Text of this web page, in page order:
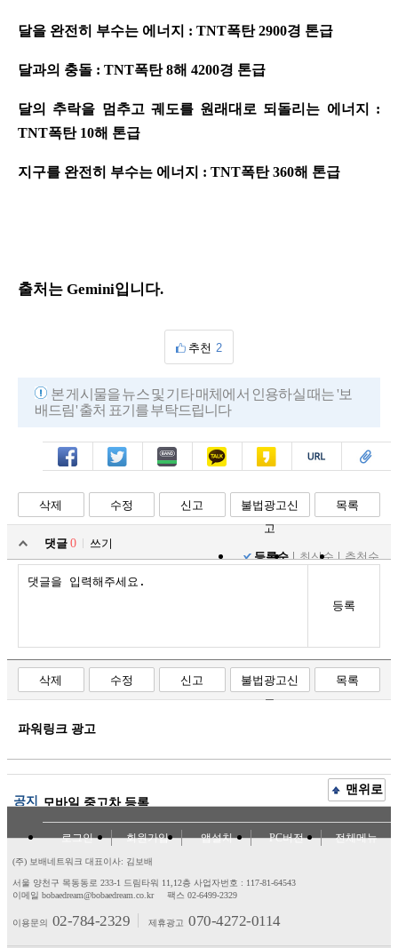
달을 완전히 부수는 에너지 : TNT폭탄 2900경 톤급
달과의 충돌 : TNT폭탄 8해 4200경 톤급
달의 추락을 멈추고 궤도를 원래대로 되돌리는 에너지 :
TNT폭탄 10해 톤급
지구를 완전히 부수는 에너지 : TNT폭탄 360해 톤급
출처는 Gemini입니다.
추천 2
본 게시물을 뉴스 및 기타 매체에서 인용하실 때는 '보
배드림' 출처 표기를 부탁드립니다
페북 트윗 밴드 카톡 카스 복사 스크랩
삭제 수정 신고
불법광고신
고
목록
댓글 0
쓰기
등록순
최신순 추천순
등록
삭제 수정 신고
불법광고신
고
목록
파워링크 광고
공지 모바일 중고차 등록
맨위로
로그인 회원가입 앱설치 PC버전 전체메뉴
(주) 보배네트워크 대표이사: 김보배
서울 양천구 목동동로 233-1 드림타워 11,12층 사업자번호 : 117-81-64543
이메일 bobaedream@bobaedream.co.kr
팩스 02-6499-2329
이용문의 02-784-2329 제휴광고 070-4272-0114